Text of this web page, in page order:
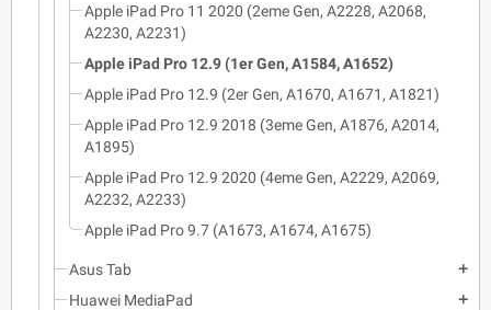
Apple iPad Pro 11 2020 (2eme Gen, A2228, A2068,
A2230, A2231)
Apple iPad Pro 12.9 (1er Gen, A1584, A1652)
Apple iPad Pro 12.9 (2er Gen, A1670, A1671, A1821)
Apple iPad Pro 12.9 2018 (3eme Gen, A1876, A2014,
A1895)
Apple iPad Pro 12.9 2020 (4eme Gen, A2229, A2069,
A2232, A2233)
Apple iPad Pro 9.7 (A1673, A1674, A1675)
Asus Tab add
Huawei MediaPad add